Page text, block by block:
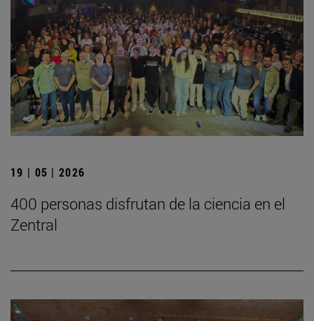
19 | 05 | 2026
400 personas disfrutan de la ciencia en el
Zentral